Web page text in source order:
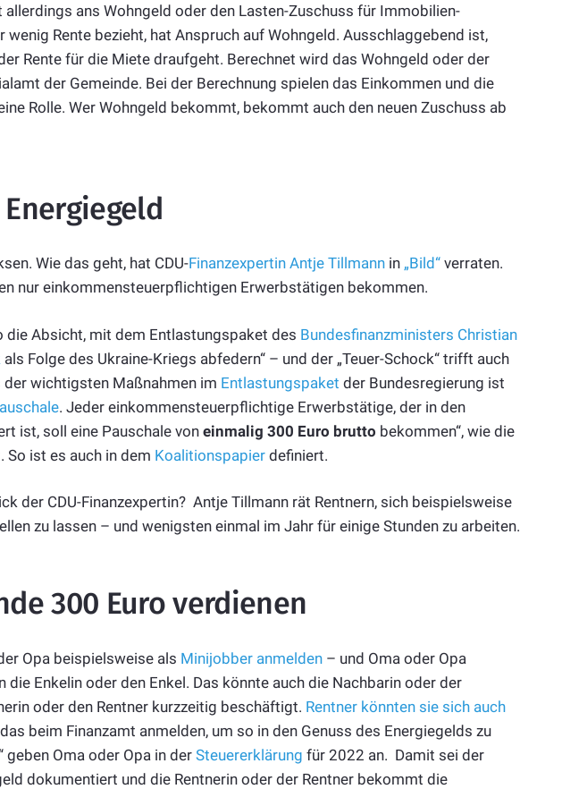
allerdings ans Wohngeld oder den Lasten-Zuschuss für Immobilien-
wenig Rente bezieht, hat Anspruch auf Wohngeld. Ausschlaggebend ist,
Rente für die Miete draufgeht. Berechnet wird das Wohngeld oder der
der Gemeinde. Bei der Berechnung spielen das Einkommen und die
Rolle. Wer Wohngeld bekommt, bekommt auch den neuen Zuschuss ab
Wie das geht, hat CDU-Finanzexpertin Antje Tillmann in „Bild“ verraten.
nur einkommensteuerpflichtigen Erwerbstätigen bekommen.
die Absicht, mit dem Entlastungspaket des Bundesfinanzministers Christian
als Folge des Ukraine-Kriegs abfedern“ – und der „Teuer-Schock“ trifft auch
der wichtigsten Maßnahmen im Entlastungspaket der Bundesregierung ist
. Jeder einkommensteuerpflichtige Erwerbstätige, der in den
ist, soll eine Pauschale voneinmalig 300 Euro brutto bekommen“, wie die
So ist es auch in dem Koalitionspapier definiert.
der CDU-Finanzexpertin? Antje Tillmann rät Rentnern, sich beispielsweise
zu lassen – und wenigsten einmal im Jahr für einige Stunden zu arbeiten.
300 Euro verdienen
Opa beispielsweise als Minijobber anmelden – und Oma oder Opa
die Enkelin oder den Enkel. Das könnte auch die Nachbarin oder der
oder den Rentner kurzzeitig beschäftigt. Rentner könnten sie sich auch
beim Finanzamt anmelden, um so in den Genuss des Energiegelds zu
geben Oma oder Opa in der Steuererklärung für 2022 an. Damit sei der
dokumentiert und die Rentnerin oder der Rentner bekommt die